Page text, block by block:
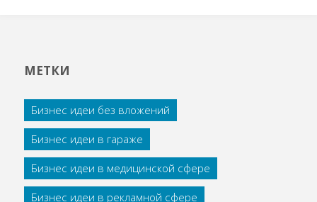
МЕТКИ
Бизнес идеи без вложений
Бизнес идеи в гараже
Бизнес идеи в медицинской сфере
Бизнес идеи в рекламной сфере